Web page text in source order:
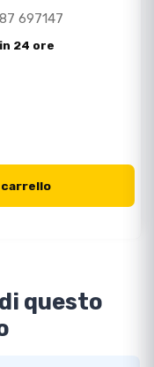
697147
24 ore
carrello
questo